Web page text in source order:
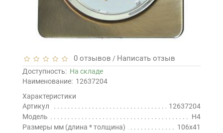
0 отзывов / Написать отзыв
Доступность: На складе
Наименование: 12637204
Характеристики
Артикул
12637204
Модель
H4
Размеры мм (длина * толщина)
106х41